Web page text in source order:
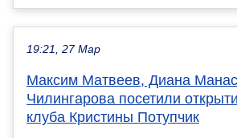
19:21, 27 Мар
Максим Матвеев, Диана
Чилингарова посетили
клуба Кристины Потупчик